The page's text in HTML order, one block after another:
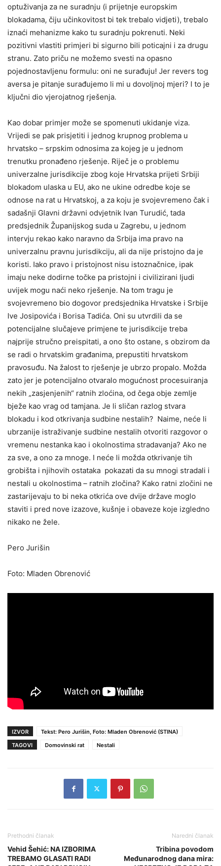
optuživanja za ne suradnju (i prijetnje europskim
blokadama, čiju učinkovitost bi tek trebalo vidjeti), trebalo
iznaći mehanizme kako tu suradnju pokrenuti. Neki
pozitivni vlastiti primjeri bi sigurno bili poticajni i za drugu
stranu. Zato priču ne možemo svesti na opasno
pojednostavljenu formulu: oni ne surađuju! Jer revers tog
aversa je pitanje surađujemo li mi u dovoljnoj mjeri? I to je
ključni dio vjerojatnog rješenja.
Kao dobar primjer može se spomenuti ukidanje viza.
Vrijedi se pak prisjetiti i jednog krupnog problema u
hrvatsko – srpskim odnosima za kojeg je u jednom
trenutku pronađeno rješenje. Riječ je o problemu
univerzalne jurisdikcije zbog koje Hrvatska prijeti Srbiji
blokadom ulaska u EU, ako ne ukine odredbe koje se
odnose na rat u Hrvatskoj, a za koju je svojevremeno čak i
sadašnji Glavni državni odvjetnik Ivan Turudić, tada
predsjednik Županijskog suda u Zagrebu, u jednom
intervju rekao kako naravno da Srbija ima pravo na
univerzalnu pravnu jurisdikciju, ali da nije pristojno da je
koristi. Iako pravo i pristojnost nisu istoznačnice, ipak
imaju neke dodirne točke pa pristojni i civilizirani ljudi
uvijek mogu naći neko rješenje. Na tom tragu je
svojevremeno bio dogovor predsjednika Hrvatske i Srbije
Ive Josipovića i Borisa Tadića. Oni su utvrdili da se
potencijalne slučajeve primjene te jurisdikcije treba
najprije stručno preispitati, a ono što ostane, s obzirom da
se radi o hrvatskim građanima, prepustiti hrvatskom
pravosuđu. Na žalost to rješenje je ubrzo propalo. Možda
zato jer je potencijalno otvaralo mogućnost procesuiranja
nekih „zasjenjenih“ ratnih zloćina, od čega obje zemlje
bježe kao vrag od tamjana. Je li sličan razlog stvara
blokadu i kod otkrivanja sudbine nestalih? Naime, neće li
ubrzanije istraživanje sudbine nestalih otvoriti razgovor o
vremenu nestanka kao i okolnostima stradavanja? Ako ne
za sve, a ono za mnoge. I neće li možda otkrivanje tih
grobišta i njihovih ostataka pokazati da su mnogi stradali i
nestali u okolnostima – ratnih zločina? Kako ratni zločini ne
zastarijevaju to bi neka otkrića ove dvije države moglo
staviti i pred nove izazove, kušnje i obaveze koje izgledno
nikako ne žele.
Pero Jurišin
Foto: Mladen Obrenović
IZVOR
Tekst: Pero Jurišin, Foto: Mladen Obrenović (STINA)
TAGOVI
Domovinski rat Nestali
Prethodni članak
Vehid Šehić: NA IZBORIMA
TREBAMO GLASATI RADI
Naredni članak
Tribina povodom
Međunarodnog dana mira: